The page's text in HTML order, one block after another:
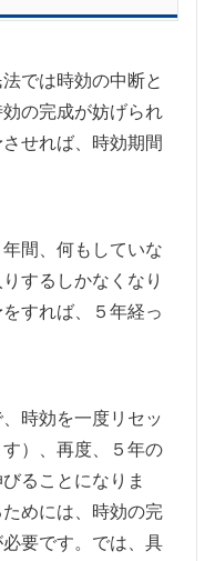
では時効の中断と
の完成が妨げられ
せれば、時効期間
間、何もしていな
するしかなくなり
すれば、５年経っ
時効を一度リセッ
）、再度、５年の
ることになりま
めには、時効の完
要です。では、具